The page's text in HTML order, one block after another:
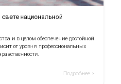
национальной
и в целом обеспечение достойной
от уровня профессиональных
Подробнее >